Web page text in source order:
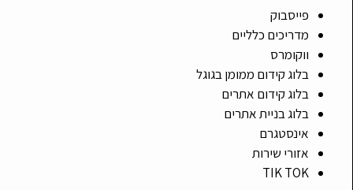
פייסבוק
מדריכים כלליים
ווקומרס
בלוג קידום ממומן בגוגל
בלוג קידום אתרים
בלוג בניית אתרים
אינסטגרם
אזורי שירות
TIK TOK